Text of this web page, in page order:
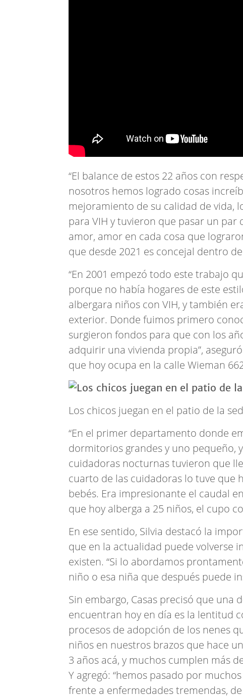
“El balance de estos 22 años con
nosotros hemos logrado cosas
mejoramiento de su calidad de vida,
para VIH y tuvieron que pasar un par
amor, amor en cada cosa que
que desde 2021 es concejal dentro
“En 2001 empezó todo este trabajo
porque no había hogares de este
albergara niños con VIH, y también
exterior. Donde fuimos primero
surgieron fondos para que con los
adquirir una vivienda propia”,
que hoy ocupa en la calle Wieman
Los chicos juegan en el patio de la
“En el primer departamento donde
dormitorios grandes y uno pequeño,
cuidadoras nocturnas tuvieron que
cuarto de las cuidadoras lo tuve que
bebés. Era impresionante el caudal
que hoy alberga a 25 niños, el cupo
En ese sentido, Silvia destacó la
que en la actualidad puede volverse
existen. “Si lo abordamos
niño o esa niña que después puede
Sin embargo, Casas precisó que
encuentran hoy en día es la lentitud
procesos de adopción de los nenes
niños en nuestros brazos que hace
3 años acá, y muchos cumplen más
Y agregó: “hemos pasado por
frente a enfermedades tremendas,